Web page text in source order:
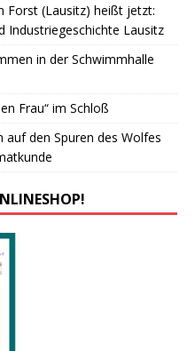
Forst (Lausitz) heißt jetzt:
Industriegeschichte Lausitz
in der Schwimmhalle
Frau“ im Schloß
auf den Spuren des Wolfes